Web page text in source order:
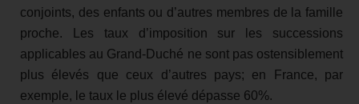
conjoints, des enfants ou d’autres membres de la famille
proche. Les taux d’imposition sur les successions
applicables au Grand-Duché ne sont pas ostensiblement
plus élevés que ceux d’autres pays; en France, par
exemple, le taux le plus élevé dépasse 60%.